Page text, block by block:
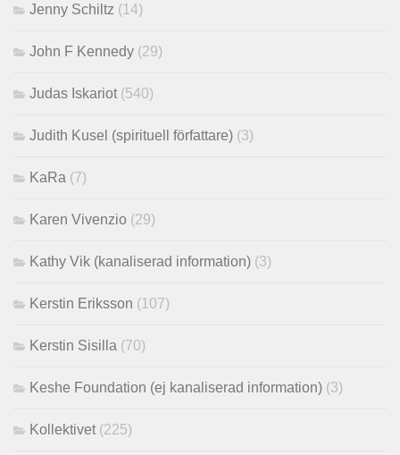
Jenny Schiltz (14)
John F Kennedy (29)
Judas Iskariot (540)
Judith Kusel (spirituell författare) (3)
KaRa (7)
Karen Vivenzio (29)
Kathy Vik (kanaliserad information) (3)
Kerstin Eriksson (107)
Kerstin Sisilla (70)
Keshe Foundation (ej kanaliserad information) (3)
Kollektivet (225)